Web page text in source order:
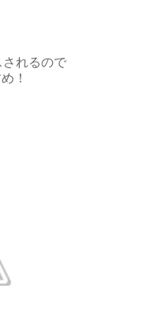
れるので
！